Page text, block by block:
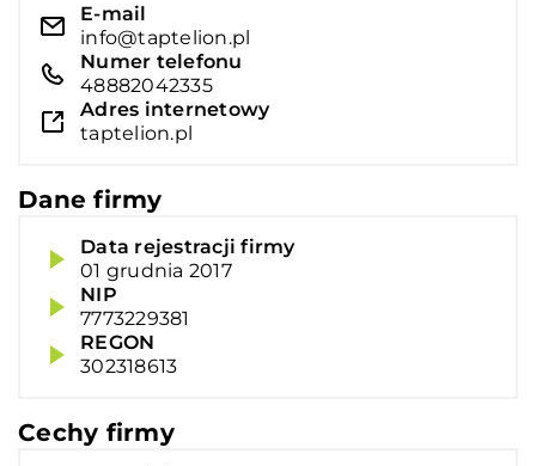
E-mail
info@taptelion.pl
Numer telefonu
48882042335
Adres internetowy
taptelion.pl
Dane firmy
Data rejestracji firmy
01 grudnia 2017
NIP
7773229381
REGON
302318613
Cechy firmy